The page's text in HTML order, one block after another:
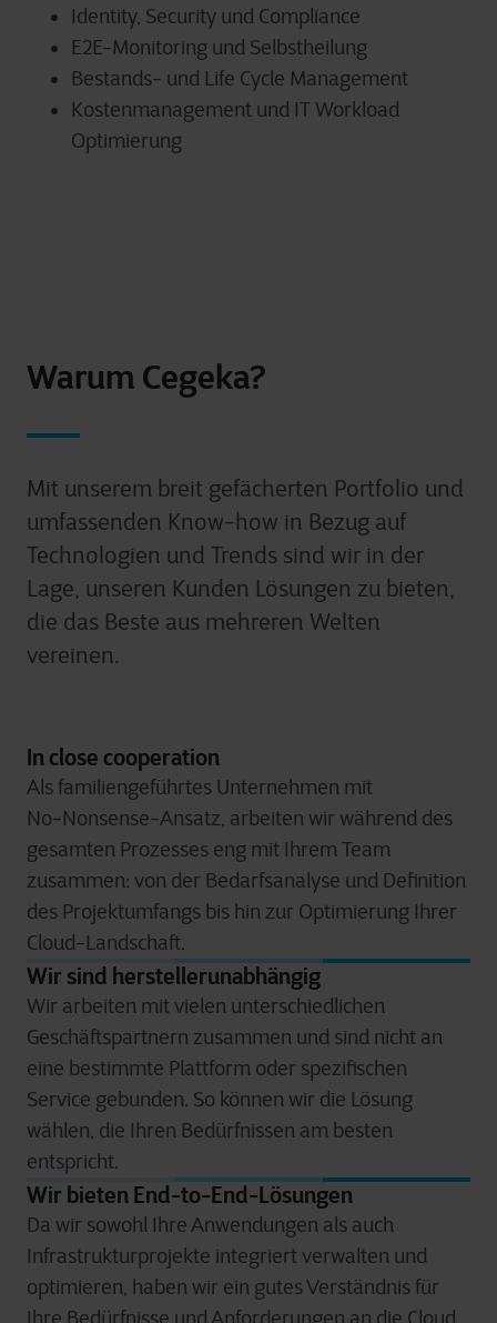
Identity, Security und Compliance
E2E-Monitoring und Selbstheilung
Bestands- und Life Cycle Management
Kostenmanagement und IT Workload
Optimierung
Warum Cegeka?
Mit unserem breit gefächerten Portfolio und
umfassenden Know-how in Bezug auf
Technologien und Trends sind wir in der
Lage, unseren Kunden Lösungen zu bieten,
die das Beste aus mehreren Welten
vereinen.
In close cooperation
Als familiengeführtes Unternehmen mit
No‑Nonsense-Ansatz, arbeiten wir während des
gesamten Prozesses eng mit Ihrem Team
zusammen: von der Bedarfsanalyse und Definition
des Projektumfangs bis hin zur Optimierung Ihrer
Cloud-Landschaft.
Wir sind herstellerunabhängig
Wir arbeiten mit vielen unterschiedlichen
Geschäftspartnern zusammen und sind nicht an
eine bestimmte Plattform oder spezifischen
Service gebunden. So können wir die Lösung
wählen, die Ihren Bedürfnissen am besten
entspricht.
Wir bieten End-to-End-Lösungen
Da wir sowohl Ihre Anwendungen als auch
Infrastrukturprojekte integriert verwalten und
optimieren, haben wir ein gutes Verständnis für